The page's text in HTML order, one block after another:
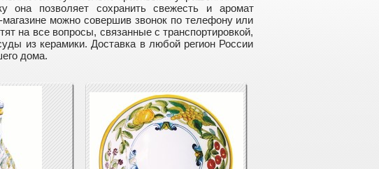
она позволяет сохранить свежесть и аромат
можно совершив звонок по телефону или
на все вопросы, связанные с транспортировкой,
из керамики. Доставка в любой регион России
дома.